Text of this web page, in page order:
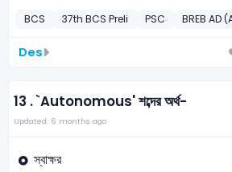
BCS 37th BCS Preli PSC BREB AD
Des
13 .`Autonomous' শব্দের অর্থ-
Updated: 6 months ago
স্বাক্ষর